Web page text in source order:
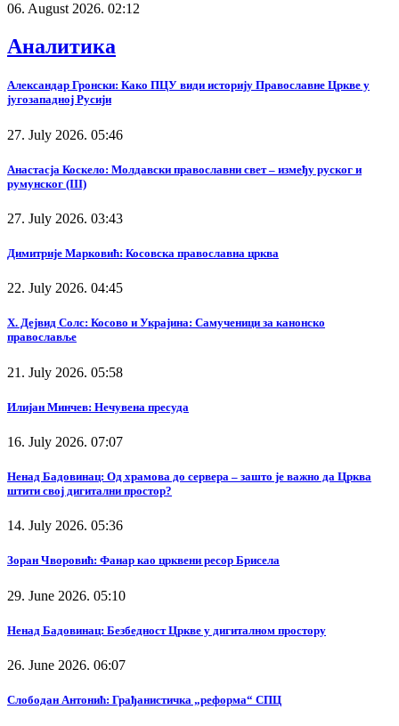
06. August 2026. 02:12
Аналитика
Александар Гронски: Како ПЦУ види историју Православне Цркве у
југозападној Русији
27. July 2026. 05:46
Анастасја Коскело: Молдавски православни свет – између руског и
румунског (III)
27. July 2026. 03:43
Димитрије Марковић: Косовска православна црква
22. July 2026. 04:45
Х. Дејвид Солс: Косово и Украјина: Самученици за канонско
православље
21. July 2026. 05:58
Илијан Минчев: Нечувена пресуда
16. July 2026. 07:07
Ненад Бадовинац: Од храмова до сервера – зашто је важно да Црква
штити свој дигитални простор?
14. July 2026. 05:36
Зоран Чворовић: Фанар као црквени ресор Брисела
29. June 2026. 05:10
Ненад Бадовинац: Безбедност Цркве у дигиталном простору
26. June 2026. 06:07
Слободан Антонић: Грађанистичка „реформа“ СПЦ